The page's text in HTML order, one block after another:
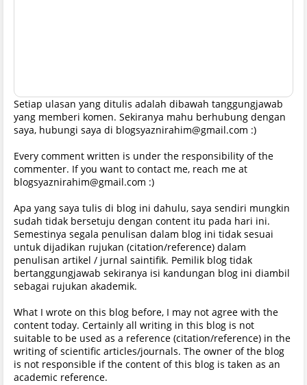
Setiap ulasan yang ditulis adalah dibawah tanggungjawab
yang memberi komen. Sekiranya mahu berhubung dengan
saya, hubungi saya di blogsyaznirahim@gmail.com :)
Every comment written is under the responsibility of the
commenter. If you want to contact me, reach me at
blogsyaznirahim@gmail.com :)
Apa yang saya tulis di blog ini dahulu, saya sendiri mungkin
sudah tidak bersetuju dengan content itu pada hari ini.
Semestinya segala penulisan dalam blog ini tidak sesuai
untuk dijadikan rujukan (citation/reference) dalam
penulisan artikel / jurnal saintifik. Pemilik blog tidak
bertanggungjawab sekiranya isi kandungan blog ini diambil
sebagai rujukan akademik.
What I wrote on this blog before, I may not agree with the
content today. Certainly all writing in this blog is not
suitable to be used as a reference (citation/reference) in the
writing of scientific articles/journals. The owner of the blog
is not responsible if the content of this blog is taken as an
academic reference.